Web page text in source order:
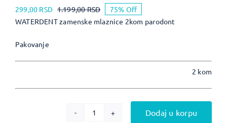
1.199,00RSD
299,00 RSD
75% Off
WATERDENT zamenske mlaznice 2kom parodont
Pakovanje
2 kom
WATERDENT
Dodaj u korpu